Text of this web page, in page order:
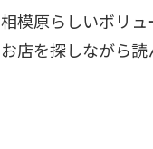
相模原らしいボリ
お店を探しながら読